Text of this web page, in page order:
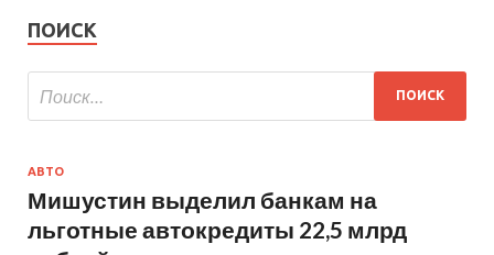
ПОИСК
АВТО
Мишустин выделил банкам на
льготные автокредиты 22,5 млрд